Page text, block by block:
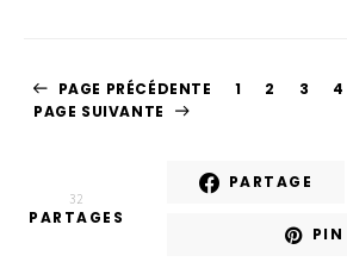
PAGE PRÉCÉDENTE 1 2 3 4
PAGE SUIVANTE
32
PARTAGES
PARTAGE